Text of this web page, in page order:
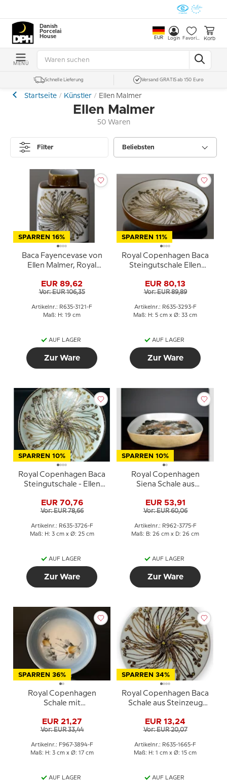
Danish
Porcelain
House
EUR Login Favoriten Korb
MENÜ
Schnelle Lieferung Versand GRATIS ab 150 Euro
Startseite Künstler Ellen Malmer
Ellen Malmer
50 Waren
Filter Beliebsten
SPARREN 16%
Baca Fayencevase von
Ellen Malmer, Royal
3121
EUR 89,62
Vor: EUR 106,35
Artikelnr.: R635-3121-F
Maß: H: 19 cm
AUF LAGER
Zur Ware
SPARREN 11%
Royal Copenhagen Baca
Steingutschale Ellen
EUR 80,13
Vor: EUR 89,89
Artikelnr.: R635-3293-F
Maß: H: 5 cm x Ø: 33 cm
AUF LAGER
Zur Ware
SPARREN 10%
Royal Copenhagen Baca
Steingutschale - Ellen
EUR 70,76
Vor: EUR 78,66
Artikelnr.: R635-3726-F
Maß: H: 3 cm x Ø: 25 cm
AUF LAGER
Zur Ware
SPARREN 10%
Royal Copenhagen
Siena Schale aus
Malmer
EUR 53,91
Vor: EUR 60,06
Artikelnr.: R962-3775-F
Maß: B: 26 cm x D: 26 cm
AUF LAGER
Zur Ware
SPARREN 36%
Royal Copenhagen
Schale mit
Malmer
EUR 21,27
Vor: EUR 33,44
Artikelnr.: F967-3894-F
Maß: H: 3 cm x Ø: 17 cm
AUF LAGER
SPARREN 34%
Royal Copenhagen Baca
Schale aus Steinzeug
EUR 13,24
Vor: EUR 20,07
Artikelnr.: R635-1665-F
Maß: H: 1 cm x Ø: 15 cm
AUF LAGER